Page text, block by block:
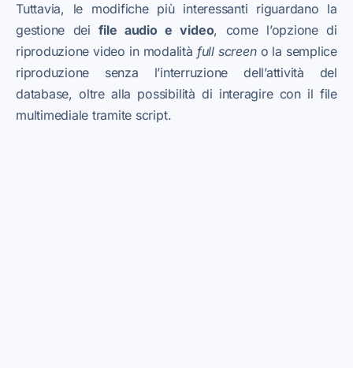
Tuttavia, le modifiche più interessanti riguardano la
gestione deifile audio e video, come l’opzione di
riproduzione video in modalità full screeno la semplice
riproduzione senza l’interruzione dell’attività del
database, oltre alla possibilità di interagire con il file
multimediale tramite script.